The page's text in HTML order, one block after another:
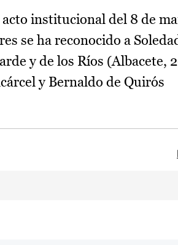
acto institucional del 8 de
se ha reconocido a
y de los Ríos (Albacete,
y Bernaldo de Quirós